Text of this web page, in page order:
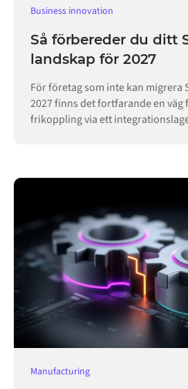
Business innovation
Så förbereder du ditt
landskap för 2027
För företag som inte kan migrera
2027 finns det fortfarande en
frikoppling via ett
Manufacturing